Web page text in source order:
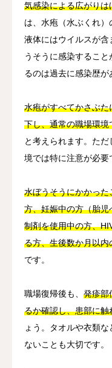
気感染による広がり
は、水疱（水ぶくれ
液体にはウイルスが
うそうに感染するこ
るのは過去に感染歴が
水疱がすべてかさぶ
下し、通常の職場環
と考えられます。た
境では特に注意が必要
水ぼうそうにかかっ
方、妊娠中の方（胎
制剤を使用中の方、
る方、生後数か月以内
です。
職場復帰後も、 発疹部
るか確認し、患部に
ょう。タオルや衣類
ないことも大切です。